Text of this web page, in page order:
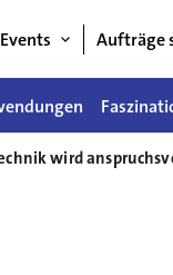
Events Aufträge
wird